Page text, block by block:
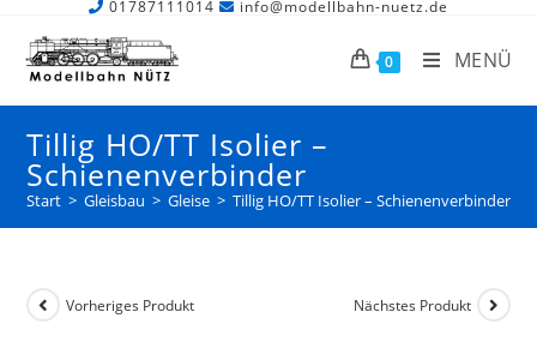
01787111014 info@modellbahn-nuetz.de
0 MENÜ
Tillig HO/TT Isolier –
Schienenverbinder
Start > Gleisbau > Gleise > Tillig HO/TT Isolier – Schienenverbinder
Vorheriges Produkt Nächstes Produkt